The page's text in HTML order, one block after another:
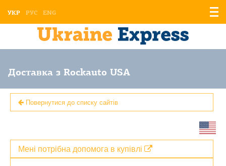
УКР РУС ENG
Доставка з Rockauto USA
Повернутися до списку сайтів
Мені потрібна допомога в купівлі